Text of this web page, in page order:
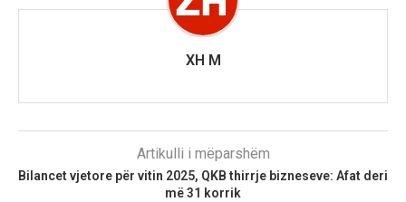
XH M
Artikulli i mëparshëm
Bilancet vjetore për vitin 2025, QKB thirrje bizneseve: Afat deri
më 31 korrik